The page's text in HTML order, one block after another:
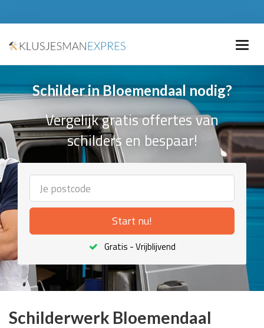
Schilder in Bloemendaal nodig?
Vergelijk gratis offertes van
schilders en bespaar!
Start nu!
Gratis - Vrijblijvend
Schilderwerk Bloemendaal